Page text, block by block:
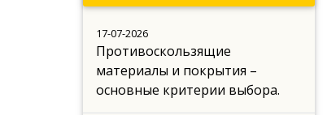
17-07-2026
Противоскользящие
материалы и покрытия –
основные критерии выбора.